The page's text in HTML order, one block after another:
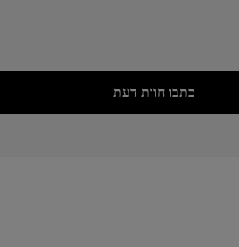
כתבו חוות דעת